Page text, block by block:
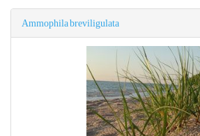
Ammophila breviligulata